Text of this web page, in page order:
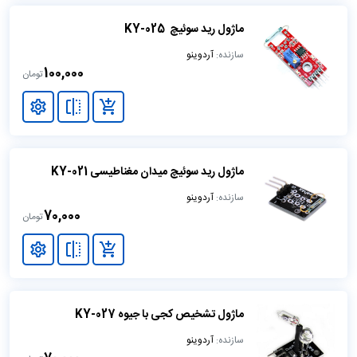
شده آن نیز قیمت مناسبی دارند.
بستر چندگانه
Windows ،Macintosh OSX و Linux اجرا می شود. در
محیط برنامه نویسی ساده و روشن
نرم افزار (IDE) Arduino برای مبتدیان آسان است، اما برای کار
بران پیشرفته نیز به اندازه کافی انعطاف پذیر است.
محیط برنامه نویسی پردازشی است، بنابراین دانش آموزانی که
نرم افزار منبع باز و قابل توسعه
ماژول رید سوئیچ KY-025
سازنده: آردوینو
100,000تومان
ماژول رید سوئیچ میدان مغناطیسی KY-021
سازنده: آردوینو
70,000تومان
ماژول تشخیص کجی با جیوه KY-027
سازنده: آردوینو